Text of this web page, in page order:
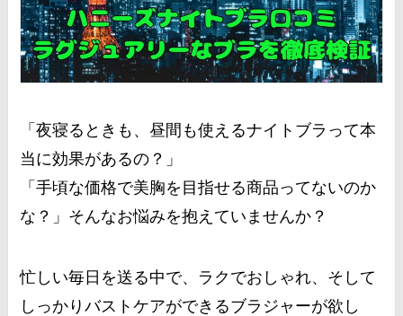
「夜寝るときも、昼間も使えるナイトブラって本
当に効果があるの？」
「手頃な価格で美胸を目指せる商品ってないのか
な？」そんなお悩みを抱えていませんか？
忙しい毎日を送る中で、ラクでおしゃれ、そして
しっかりバストケアができるブラジャーが欲し